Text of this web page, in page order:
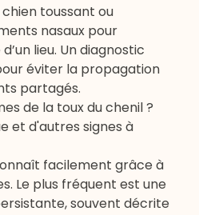
chien toussant ou
nasaux pour
lieu. Un diagnostic
éviter la propagation
partagés.
de la toux du chenil ?
et d'autres signes à
facilement grâce à
Le plus fréquent est une
souvent décrite